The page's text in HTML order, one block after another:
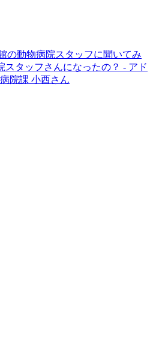
の動物病院スタッフに聞いてみ
スタッフさんになったの？ - アド
院課 小西さん